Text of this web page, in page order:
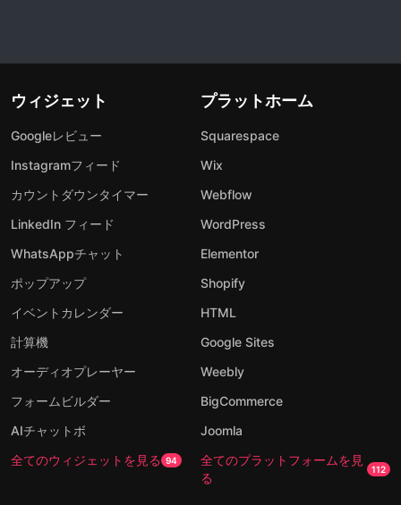
ウィジェット
Googleレビュー
Instagramフィード
カウントダウンタイマー
LinkedIn フィード
WhatsAppチャット
ポップアップ
イベントカレンダー
計算機
オーディオプレーヤー
フォームビルダー
AIチャットボ
全てのウィジェットを見る 94
プラットホーム
Squarespace
Wix
Webflow
WordPress
Elementor
Shopify
HTML
Google Sites
Weebly
BigCommerce
Joomla
全てのプラットフォームを見
る
112